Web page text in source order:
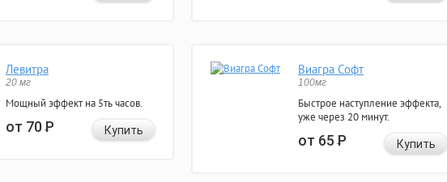
Левитра
20 мг
Мощный эффект на 5ть часов.
от 70Р Купить
Виагра Софт
100мг
Быстрое наступление эффекта,
уже через 20 минут.
от 65Р Купить